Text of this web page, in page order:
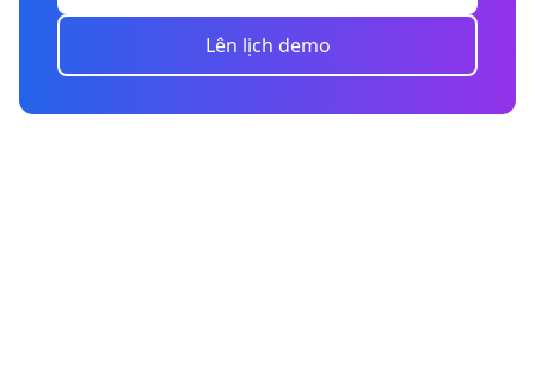
Lên lịch demo